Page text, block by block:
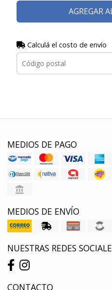
AGREGAR
Calculá el costo de envío
MEDIOS DE PAGO
MEDIOS DE ENVÍO
NUESTRAS REDES
CONTACTO